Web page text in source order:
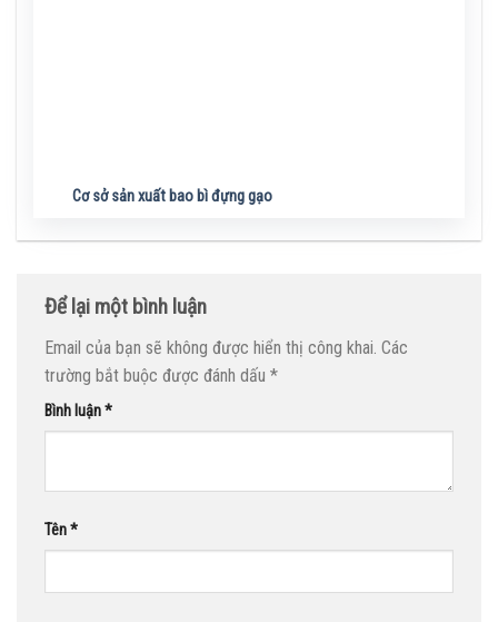
Cơ sở sản xuất bao bì đựng gạo
Để lại một bình luận
Email của bạn sẽ không được hiển thị công khai. Các
trường bắt buộc được đánh dấu *
Bình luận*
Tên*